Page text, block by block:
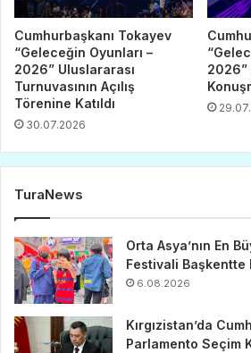
Cumhurbaşkanı Tokayev
“Geleceğin Oyunları –
2026” Uluslararası
Turnuvasının Açılış
Törenine Katıldı
30.07.2026
2026”
TuraNews
Orta Asya’nın En
Festivali Başkentte
6.08.2026
Kırgızistan’da
Parlamento Seçim